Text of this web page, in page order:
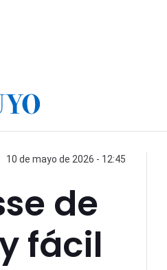
10 de mayo de 2026 - 12:45
de
fácil